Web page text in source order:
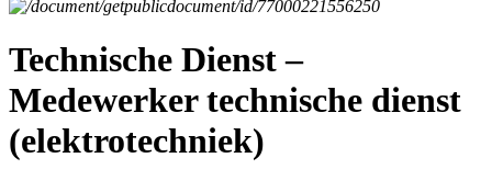
Technische Dienst –
Medewerker technische dienst
(elektrotechniek)